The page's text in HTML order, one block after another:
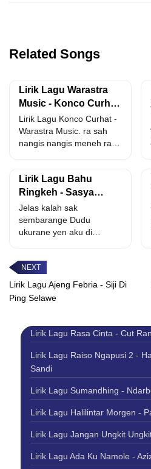
Related Songs
Lirik Lagu Warastra
Music - Konco Curhat
dan Artinya
Lirik Lagu Konco Curhat -
Warastra Music. ra sah
nangis nangis meneh ra
Lirik Lagu Bahu
Ringkeh - Sasya
Arkhisna
Jelas kalah sak
sembarange Dudu
ukurane yen aku di
Lirik Lagu Ajeng Febria - Siji Di
Ping Selawe
Lirik Lagu Rasa Cinta - Cut
Lirik Lagu Raiso Ngapusi 2 -
Sandi
Lirik Lagu Sumandhing -
Lirik Lagu Halilintar Morgen -
Lirik Lagu Jangan Ungkit
Lirik Lagu Ada Ku Namole -